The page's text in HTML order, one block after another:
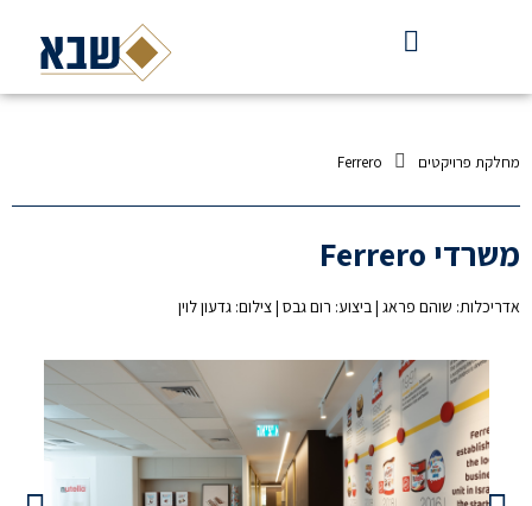
מחלקת פרויקטים Ferrero
משרדי Ferrero
אדריכלות: שוהם פראג | ביצוע: רום גבס | צילום: גדעון לוין